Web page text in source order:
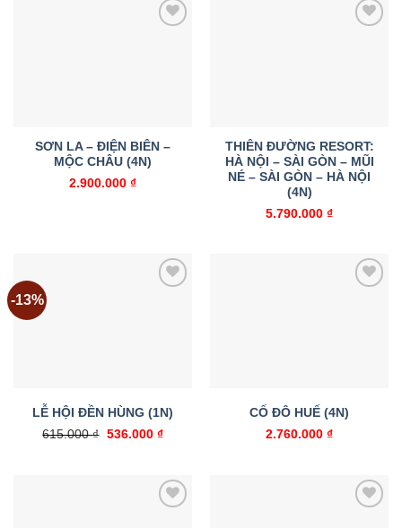
SƠN LA – ĐIỆN BIÊN –
MỘC CHÂU (4N)
2.900.000 ₫
THIÊN ĐƯỜNG RESORT:
HÀ NỘI – SÀI GÒN – MŨI
NÉ – SÀI GÒN – HÀ NỘI
(4N)
5.790.000 ₫
-13%
LỄ HỘI ĐỀN HÙNG (1N)
615.000₫ Giá
536.000 ₫Giá
536.000 ₫.
CỐ ĐÔ HUẾ (4N)
2.760.000 ₫